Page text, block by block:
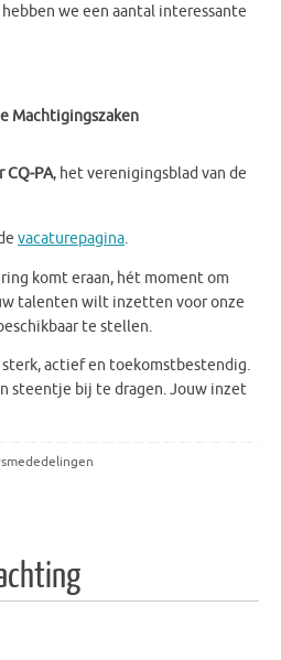
we een aantal interessante
Machtigingszaken
, het verenigingsblad van de
vacaturepagina.
komt eraan, hét moment om
talenten wilt inzetten voor onze
te stellen.
sterk, actief en toekomstbestendig.
steentje bij te dragen. Jouw inzet